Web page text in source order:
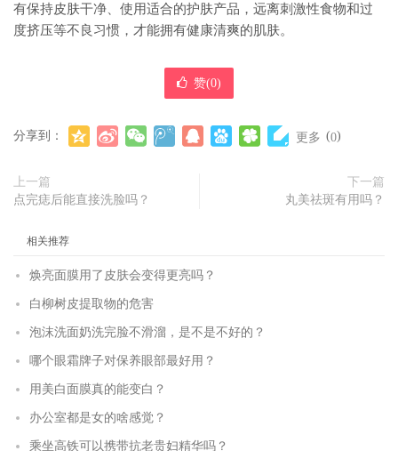
有保持皮肤干净、使用适合的护肤产品，远离刺激性食物和过
度挤压等不良习惯，才能拥有健康清爽的肌肤。
赞(0)
分享到： 更多 (0)
上一篇
点完痣后能直接洗脸吗？
下一篇
丸美祛斑有用吗？
相关推荐
焕亮面膜用了皮肤会变得更亮吗？
白柳树皮提取物的危害
泡沫洗面奶洗完脸不滑溜，是不是不好的？
哪个眼霜牌子对保养眼部最好用？
用美白面膜真的能变白？
办公室都是女的啥感觉？
乘坐高铁可以携带抗老贵妇精华吗？